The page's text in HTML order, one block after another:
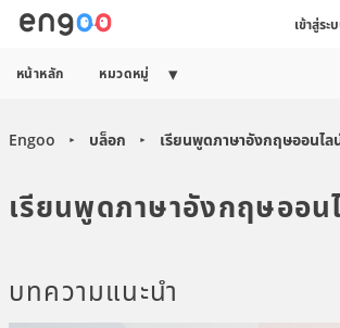
เข้าสู่ระ
หน้าหลัก หมวดหมู่
Expand
Engoo ► บล็อก ► เรียนพูดภาษาอังกฤษออนไล
เรียนพูดภาษาอังกฤษออน
บทความแนะนำ